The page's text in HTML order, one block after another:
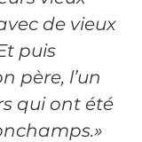
de vieux
puis
père, l’un
qui ont été